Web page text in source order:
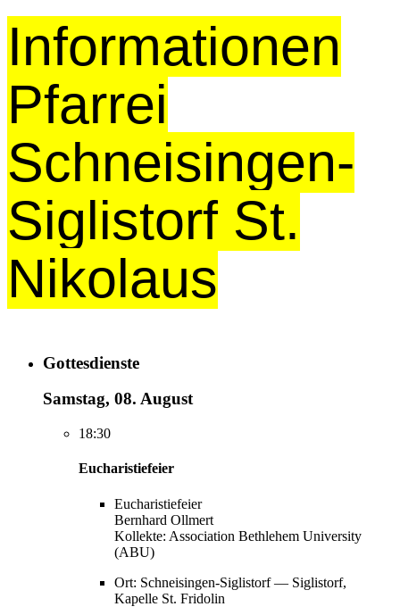
Informationen
Pfarrei
Schneisingen-
Siglistorf St.
Nikolaus
Gottesdienste
Samstag, 08. August
18:30
Eucharistiefeier
Eucharistiefeier
Bernhard Ollmert
Kollekte: Association Bethlehem University
(ABU)
Ort: Schneisingen-Siglistorf — Siglistorf,
Kapelle St. Fridolin